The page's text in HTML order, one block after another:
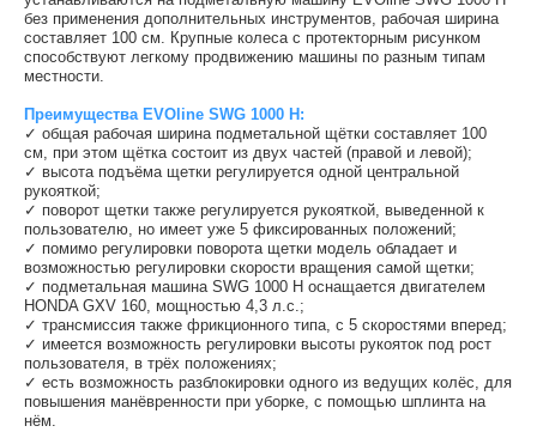
без применения дополнительных инструментов, рабочая ширина
составляет 100 см. Крупные колеса с протекторным рисунком
способствуют легкому продвижению машины по разным типам
местности.
Преимущества EVOline SWG 1000 H:
✓ общая рабочая ширина подметальной щётки составляет 100
см, при этом щётка состоит из двух частей (правой и левой);
✓ высота подъёма щетки регулируется одной центральной
рукояткой;
✓ поворот щетки также регулируется рукояткой, выведенной к
пользователю, но имеет уже 5 фиксированных положений;
✓ помимо регулировки поворота щетки модель обладает и
возможностью регулировки скорости вращения самой щетки;
✓ подметальная машина SWG 1000 H оснащается двигателем
HONDA GXV 160, мощностью 4,3 л.с.;
✓ трансмиссия также фрикционного типа, с 5 скоростями вперед;
✓ имеется возможность регулировки высоты рукояток под рост
пользователя, в трёх положениях;
✓ есть возможность разблокировки одного из ведущих колёс, для
повышения манёвренности при уборке, с помощью шплинта на
нём.